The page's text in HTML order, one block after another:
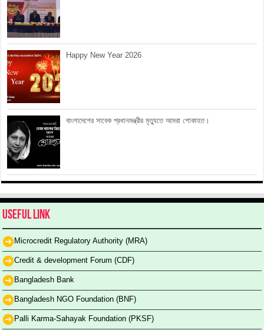
Happy New Year 2026
বাংলাদেশের সাবেক প্রধানমন্ত্রীর মৃত্যুতে আমরা শোকাহত।
Useful Link
Microcredit Regulatory Authority (MRA)
Credit & development Forum (CDF)
Bangladesh Bank
Bangladesh NGO Foundation (BNF)
Palli Karma-Sahayak Foundation (PKSF)